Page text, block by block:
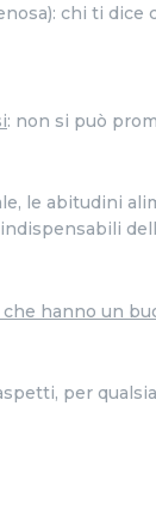
chi ti
: non si può
le abitudini
hanno un
per